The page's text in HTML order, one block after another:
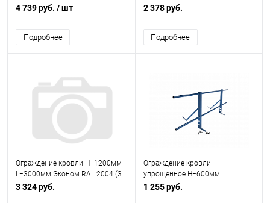
металлочерепицы H=900 мм,
4 739 руб. / шт
Подробнее
2 378 руб.
Подробнее
Ограждение кровли H=1200мм
L=3000мм Эконом RAL 2004 (3
Трубы)
3 324 руб.
Ограждение кровли
упрощенное H=600мм
L=2000мм Эконом RAL 5005
1 255 руб.